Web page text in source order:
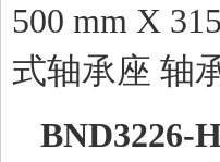
500 mm X
式轴承座 轴
BND3226-